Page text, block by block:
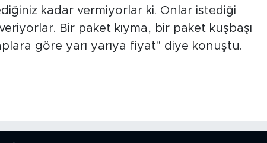
kadar vermiyorlar ki. Onlar istediği
Bir paket kıyma, bir paket kuşbaşı
göre yarı yarıya fiyat" diye konuştu.